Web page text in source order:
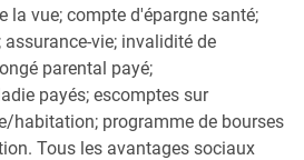
vue; compte d'épargne santé;
assurance-vie; invalidité de
parental payé;
payés; escomptes sur
habitation; programme de bourses
Tous les avantages sociaux